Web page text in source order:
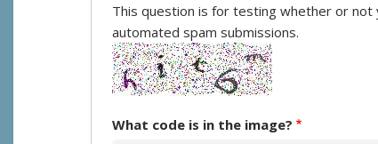
This question is for testing whether or
automated spam submissions.
What code is in the image?